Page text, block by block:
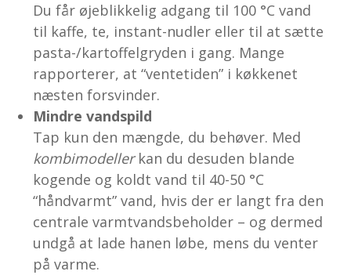
Du får øjeblikkelig adgang til 100 °C vand
til kaffe, te, instant-nudler eller til at sætte
pasta-/kartoffelgryden i gang. Mange
rapporterer, at “ventetiden” i køkkenet
næsten forsvinder.
Mindre vandspild
Tap kun den mængde, du behøver. Med
kombimodellerkan du desuden blande
kogende og koldt vand til 40-50 °C
“håndvarmt” vand, hvis der er langt fra den
centrale varmtvandsbeholder – og dermed
undgå at lade hanen løbe, mens du venter
på varme.